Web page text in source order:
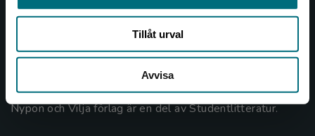
Tillåt urval
Avvisa
Nypon och Vilja förlag ger ut böcker som väcker läslust
och öppnar dörren till nya världar och möjligheter för
såväl barn som vuxna.
Nypon och Vilja förlag är en del av Studentlitteratur.